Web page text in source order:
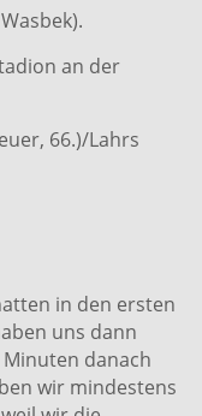
an der
66.)/Lahrs
in den ersten
uns dann
danach
wir mindestens